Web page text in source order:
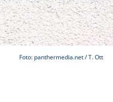
Foto: panthermedia.net / T. Ott